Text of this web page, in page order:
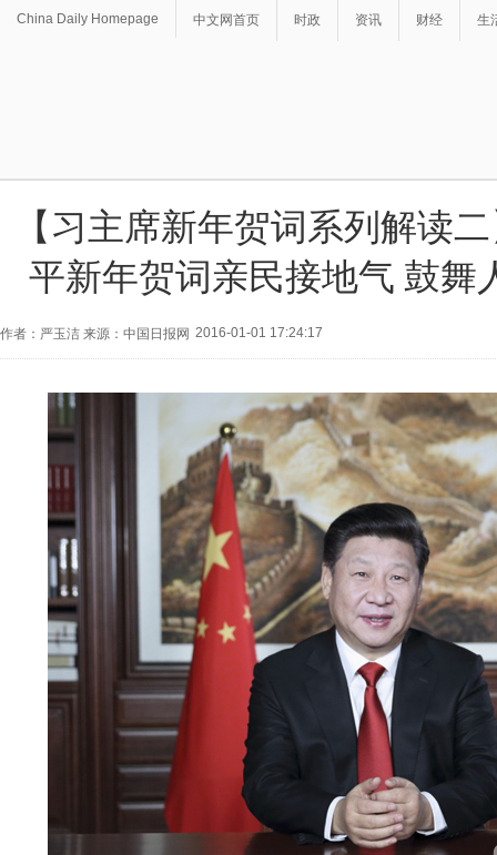
China Daily Homepage 中文网首页 时政 资讯 财经 生
【习主席新年贺词系列解读
平新年贺词亲民接地气 鼓舞
作者：严玉洁 来源：中国日报网 2016-01-01 17:24:17